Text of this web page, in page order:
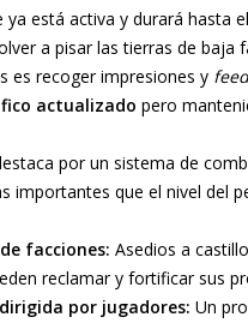
ya está activa y durará hasta el
a pisar las tierras de baja
es recoger impresiones y
actualizado pero
por un sistema de
importantes que el nivel del
facciones: Asedios a
reclamar y fortificar sus
por jugadores: Un